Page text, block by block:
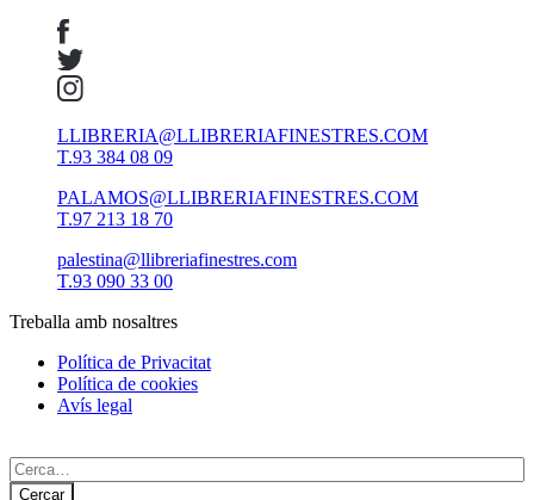
LLIBRERIA@LLIBRERIAFINESTRES.COM
T.93 384 08 09
PALAMOS@LLIBRERIAFINESTRES.COM
T.97 213 18 70
palestina@llibreriafinestres.com
T.93 090 33 00
Treballa amb nosaltres
Política de Privacitat
Política de cookies
Avís legal